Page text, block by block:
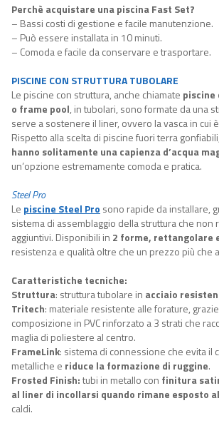
Perchè acquistare una piscina Fast Set?
– Bassi costi di gestione e facile manutenzione.
– Può essere installata in 10 minuti.
– Comoda e facile da conservare e trasportare.
PISCINE CON STRUTTURA TUBOLARE
Le piscine con struttura, anche chiamate
o frame pool, in tubolari, sono formate da una
serve a sostenere il liner, ovvero la vasca in cui
Rispetto alla scelta di piscine fuori terra
hanno solitamente una capienza d’acqua
un’opzione estremamente comoda e pratica.
Steel Pro
Le piscine Steel Pro sono rapide da installare,
sistema di assemblaggio della struttura che non
aggiuntivi. Disponibili in 2 forme, rettangolare
resistenza e qualità oltre che un prezzo più che
Caratteristiche tecniche:
Struttura: struttura tubolare in acciaio
Tritech: materiale resistente alle forature,
composizione in PVC rinforzato a 3 strati che
maglia di poliestere al centro.
FrameLink: sistema di connessione che evita il
metalliche e riduce la formazione di ruggine.
Frosted Finish:tubi in metallo con finitura
al liner di incollarsi quando rimane esposto
caldi.